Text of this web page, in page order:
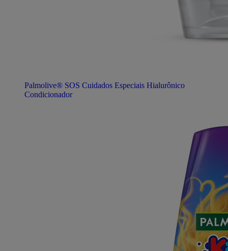
Palmolive® SOS Cuidados Especiais Hialurônico
Condicionador